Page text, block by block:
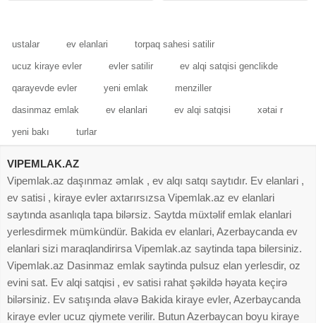
ustalar ev elanlari torpaq sahesi satilir
ucuz kiraye evler evler satilir ev alqi satqisi genclikde
qarayevde evler yeni emlak menziller
dasinmaz emlak ev elanlari ev alqi satqisi xətai r
yeni bakı turlar
VIPEMLAK.AZ
Vipemlak.az daşınmaz əmlak , ev alqı satqı saytıdır. Ev elanlari ,
ev satisi , kiraye evler axtarırsızsa Vipemlak.az ev elanlari
saytında asanlıqla tapa bilərsiz. Saytda müxtəlif emlak elanlari
yerlesdirmek mümkündür. Bakida ev elanlari, Azerbaycanda ev
elanlari sizi maraqlandirirsa Vipemlak.az saytinda tapa bilersiniz.
Vipemlak.az Dasinmaz emlak saytinda pulsuz elan yerlesdir, oz
evini sat. Ev alqi satqisi , ev satisi rahat şəkildə həyata keçirə
bilərsiniz. Ev satışında əlavə Bakida kiraye evler, Azerbaycanda
kiraye evler ucuz qiymete verilir. Butun Azerbaycan boyu kiraye